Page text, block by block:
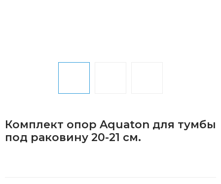
Комплект опор Aquaton для тумбы
под раковину 20-21 см.